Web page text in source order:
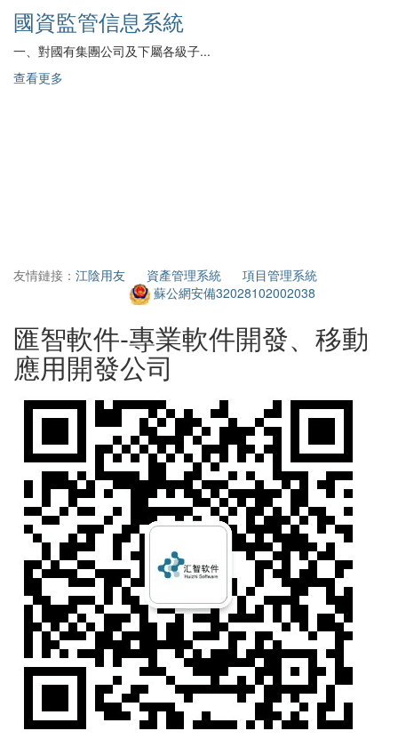
國資監管信息系統
一、對國有集團公司及下屬各級子...
查看更多
友情鏈接： 江陰用友 資產管理系統
項目管理系統
蘇公網安備32028102002038
匯智軟件-專業軟件開發、移動
應用開發公司